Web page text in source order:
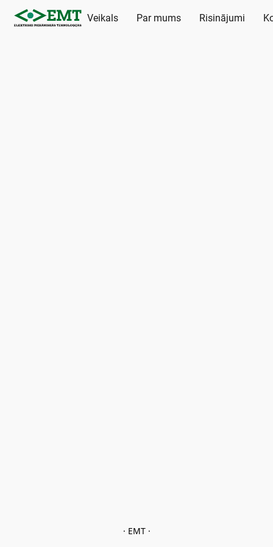
Veikals Par mums Risinājumi
· EMT ·